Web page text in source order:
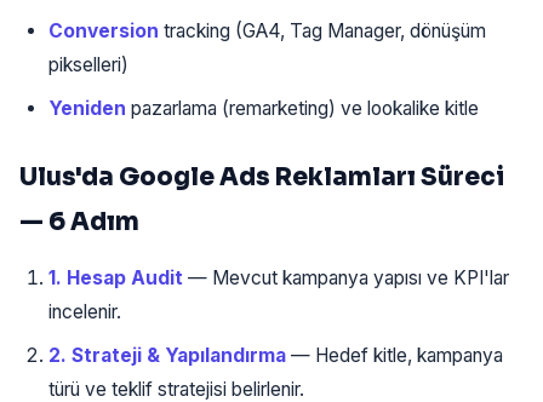
Conversion tracking (GA4, Tag Manager, dönüşüm
pikselleri)
Yeniden pazarlama (remarketing) ve lookalike kitle
Ulus'da Google Ads Reklamları Süreci
— 6 Adım
1. Hesap Audit — Mevcut kampanya yapısı ve KPI'lar
incelenir.
2. Strateji & Yapılandırma — Hedef kitle, kampanya
türü ve teklif stratejisi belirlenir.